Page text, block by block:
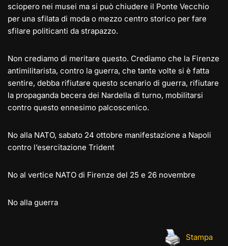
sciopero nei musei ma si può chiudere il Ponte Vecchio
per una sfilata di moda o mezzo centro storico per fare
sfilare politicanti da strapazzo.
Non crediamo di meritare questo. Crediamo che la Firenze
antimilitarista, contro la guerra, che tante volte si è fatta
sentire, debba rifiutare questo scenario di guerra, rifiutare
la propaganda becera dei Nardella di turno, mobilitarsi
contro questo ennesimo palcoscenico.
No alla NATO, sabato 24 ottobre manifestazione a Napoli
contro l’esercitazione Trident
No al vertice NATO di Firenze del 25 e 26 novembre
No alla guerra
Stampa